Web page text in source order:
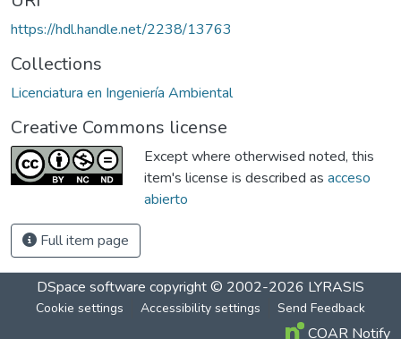
https://hdl.handle.net/2238/13763
Collections
Licenciatura en Ingeniería Ambiental
Creative Commons license
Except where otherwised noted, this
item's license is described as acceso
abierto
Full item page
DSpace software copyright © 2002-2026 LYRASIS
Cookie settings Accessibility settings Send Feedback
COAR Notify